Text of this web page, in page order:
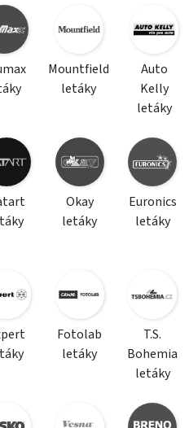
Mountfield
letáky
Auto
Kelly
letáky
Okay
letáky
Euronics
letáky
Fotolab
letáky
T.S.
Bohemia
letáky